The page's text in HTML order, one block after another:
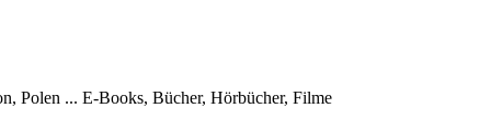
Polen ... E-Books, Bücher, Hörbücher, Filme